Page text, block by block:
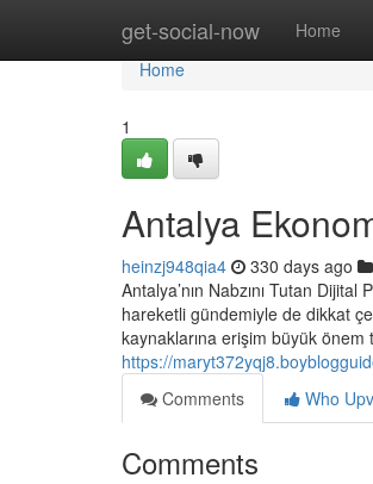
get-social-now Home
Home
Home
1
Antalya
heinzj948qia4 330 days ago
Antalya’nın Nabzını Tutan
hareketli gündemiyle de dikkat
kaynaklarına erişim büyük önem
https://
Comments
Who
Comments